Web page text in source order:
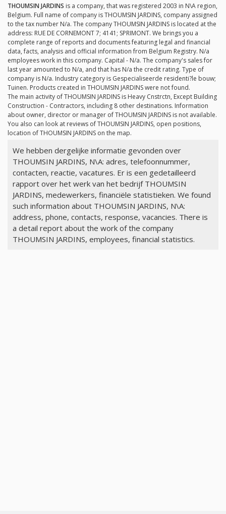
THOUMSIN JARDINS is a company, that was registered 2003 in N\A region,
Belgium. Full name of company is THOUMSIN JARDINS, company assigned
to the tax number N/a. The company THOUMSIN JARDINS is located at the
address: RUE DE CORNEMONT 7; 4141; SPRIMONT. We brings you a
complete range of reports and documents featuring legal and financial
data, facts, analysis and official information from Belgium Registry. N/a
employees work in this company. Capital - N/a. The company's sales for
last year amounted to N/a, and that has N/a the credit rating. Type of
company is N/a. Industry category is Gespecialiseerde residenti?le bouw;
Tuinen. Products created in THOUMSIN JARDINS were not found.
The main activity of THOUMSIN JARDINS is Heavy Cnstrctn, Except Building
Construction - Contractors, including 8 other destinations. Information
about owner, director or manager of THOUMSIN JARDINS is not available.
You also can look at reviews of THOUMSIN JARDINS, open positions,
location of THOUMSIN JARDINS on the map.
We hebben dergelijke informatie gevonden over
THOUMSIN JARDINS, N\A: adres, telefoonnummer,
contacten, reactie, vacatures. Er is een gedetailleerd
rapport over het werk van het bedrijf THOUMSIN
JARDINS, medewerkers, financiële statistieken. We found
such information about THOUMSIN JARDINS, N\A:
address, phone, contacts, response, vacancies. There is
a detail report about the work of the company
THOUMSIN JARDINS, employees, financial statistics.